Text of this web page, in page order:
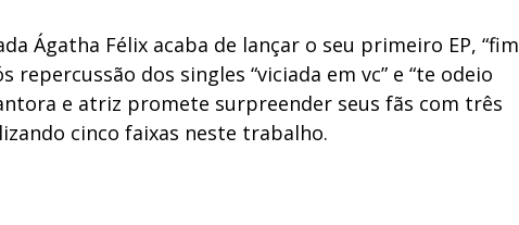
Ágatha Félix acaba de lançar o seu primeiro EP, “fim
repercussão dos singles “viciada em vc” e “te odeio
e atriz promete surpreender seus fãs com três
cinco faixas neste trabalho.